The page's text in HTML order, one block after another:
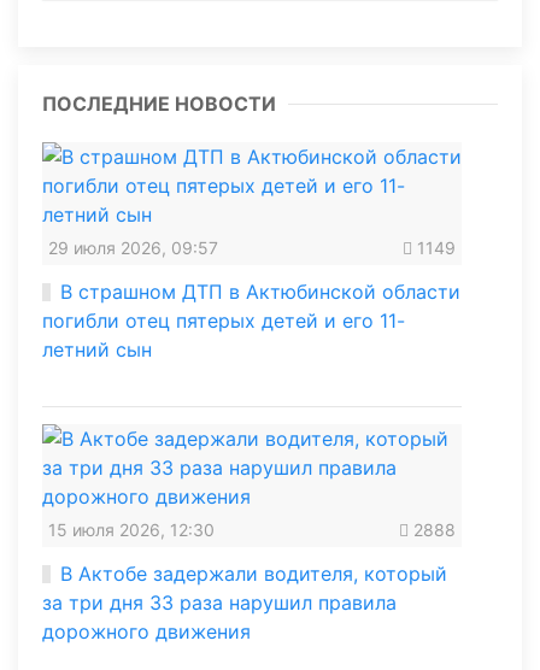
ПОСЛЕДНИЕ НОВОСТИ
29 июля 2026, 09:57 1149
В страшном ДТП в Актюбинской области
погибли отец пятерых детей и его 11-
летний сын
15 июля 2026, 12:30 2888
В Актобе задержали водителя, который
за три дня 33 раза нарушил правила
дорожного движения